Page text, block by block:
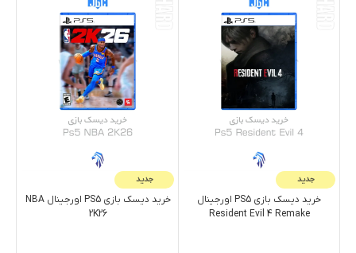
جدید
خرید دیسک بازی PS5 اورجینال
Resident Evil 4 Remake
جدید
خرید دیسک بازی PS5 اورجینال NBA
2K26